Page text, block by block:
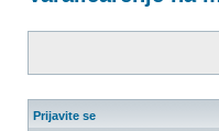
Prijavite se